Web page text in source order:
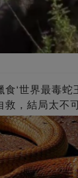
‘世界最毒蛇
，結局太不